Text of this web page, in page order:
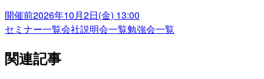
開催前2026年10月2日(金) 13:00
セミナー一覧会社説明会一覧勉強会一覧
関連記事